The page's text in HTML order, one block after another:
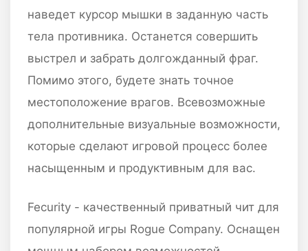
наведет курсор мышки в заданную часть
тела противника. Останется совершить
выстрел и забрать долгожданный фраг.
Помимо этого, будете знать точное
местоположение врагов. Всевозможные
дополнительные визуальные возможности,
которые сделают игровой процесс более
насыщенным и продуктивным для вас.
Fecurity - качественный приватный чит для
популярной игры Rogue Company. Оснащен